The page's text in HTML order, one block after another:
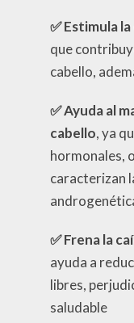
✅Estimula
que
cabello,
✅Ayuda al
cabello, ya
hormonales,
caracterizan
✅Frena la
ayuda a
libres,
saludable